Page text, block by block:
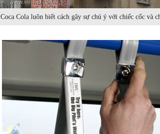
Coca Cola luôn biết cách gây sự chú ý với chiếc cốc và